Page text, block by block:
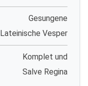
Gesungene
Lateinische Vesper
Komplet und
Salve Regina